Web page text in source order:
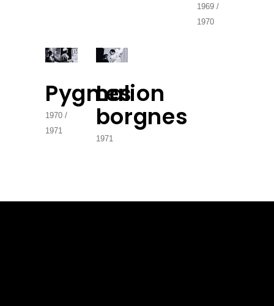
1969
1970
Pygmalion
1970
1971
Les
borgnes
1971